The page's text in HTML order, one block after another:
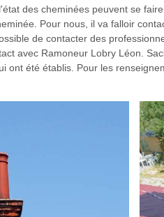
des cheminées peuvent se
Pour nous, il va falloir
de contacter des
avec Ramoneur Lobry Léon.
ont été établis. Pour les